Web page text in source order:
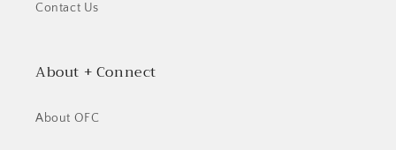
Contact Us
About + Connect
About OFC